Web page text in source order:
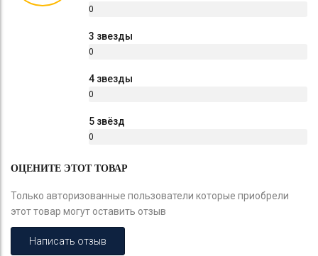
0
3 звезды
0
4 звезды
0
5 звёзд
0
ОЦЕНИТЕ ЭТОТ ТОВАР
Только авторизованные пользователи которые приобрели
этот товар могут оставить отзыв
Написать отзыв